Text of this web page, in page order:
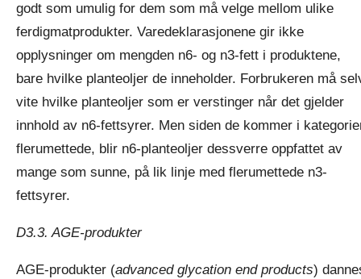
godt som umulig for dem som må velge mellom ulike
ferdigmatprodukter. Varedeklarasjonene gir ikke
opplysninger om mengden n6- og n3-fett i produktene,
bare hvilke planteoljer de inneholder. Forbrukeren må
vite hvilke planteoljer som er verstinger når det gjelder
innhold av n6-fettsyrer. Men siden de kommer i
flerumettede, blir n6-planteoljer dessverre oppfattet av
mange som sunne, på lik linje med flerumettede n3-
fettsyrer.
D3.3. AGE-produkter
AGE-produkter (advanced glycation end products)